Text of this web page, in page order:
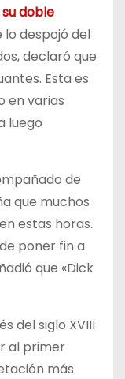
su doble
lo despojó del
declaró que
Esta es
en varias
luego
de
que muchos
estas horas.
poner fin a
que «Dick
del siglo XVIII
al primer
más